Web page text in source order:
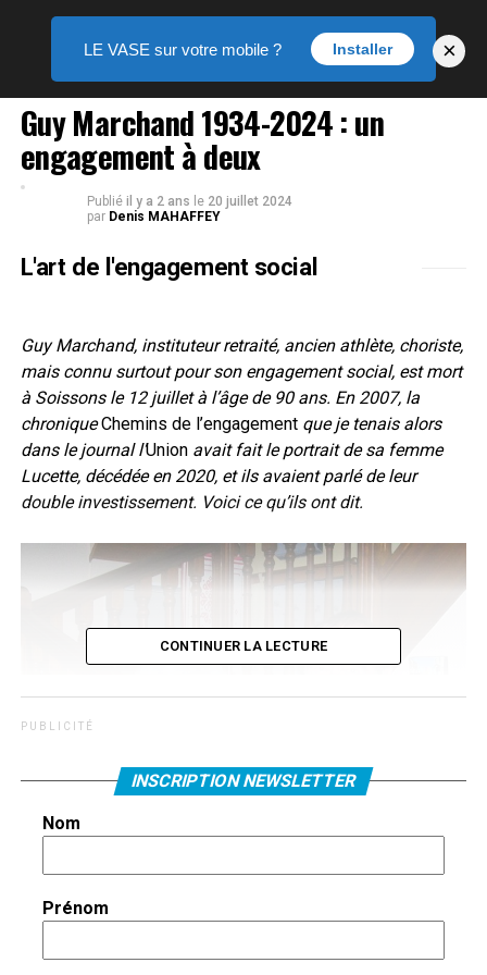
LE VASE DES ARTS
Guy Marchand 1934-2024 : un
engagement à deux
Publié il y a 2 ans le 20 juillet 2024
par Denis MAHAFFEY
L'art de l'engagement social
Guy Marchand, instituteur retraité, ancien athlète, choriste,
mais connu surtout pour son engagement social, est mort
à Soissons le 12 juillet à l’âge de 90 ans. En 2007, la
chroniqueChemins de l’engagementque je tenais alors
dans le journal l’Union avait fait le portrait de sa femme
Lucette, décédée en 2020, et ils avaient parlé de leur
double investissement. Voici ce qu’ils ont dit.
CONTINUER LA LECTURE
P U B L I C I T É
INSCRIPTION NEWSLETTER
Nom
Prénom
LE VASE sur votre mobile ? Installer ×